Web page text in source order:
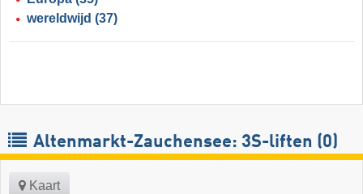
wereldwijd (37)
Altenmarkt-Zauchensee: 3S-liften (0)
Kaart